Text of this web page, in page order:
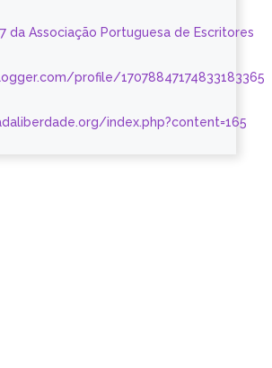
da Associação Portuguesa de Escritores
profile/17078847174833183365
index.php?content=165